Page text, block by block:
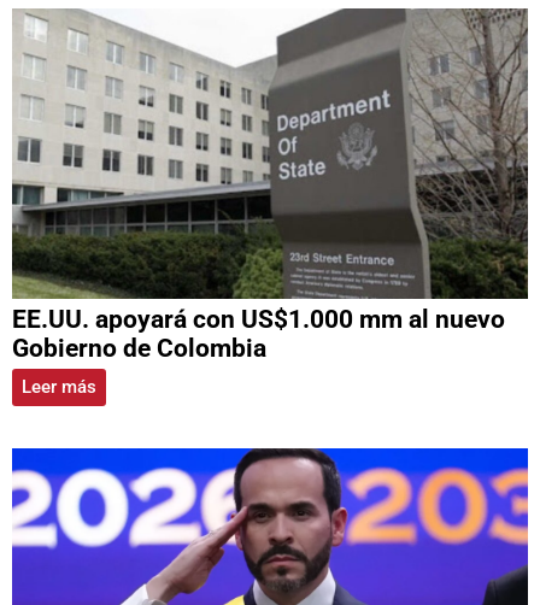
EE.UU. apoyará con US$1.000 mm al nuevo
Gobierno de Colombia
Leer más